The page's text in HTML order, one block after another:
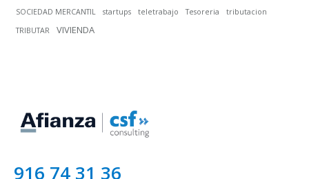
SOCIEDAD MERCANTIL startups teletrabajo Tesoreria
tributacion
TRIBUTAR
VIVIENDA
916 74 31 36